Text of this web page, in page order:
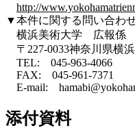
http://
▼本件に関する問い合わ
横浜美術大学 広報係
〒227-0033神奈川県横
TEL: 045-963-4066
FAX: 045-961-7371
E-mail:
添付資料